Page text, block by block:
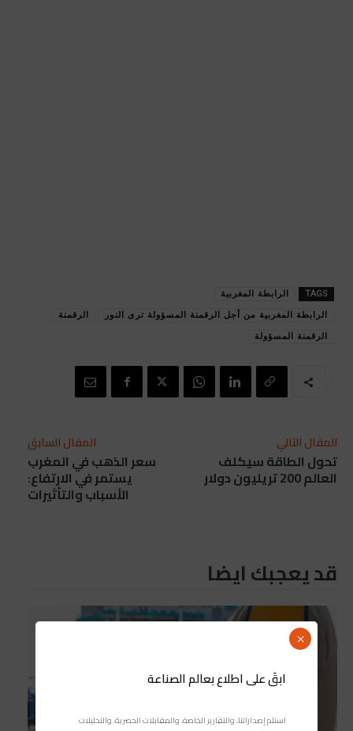
TAGS الرابطة المغربية
الرابطة المغربية من أجل الرقمنة المسؤولة ترى النور الرقمنة
الرقمنة المسؤولة
المقال السابق
سعر الذهب في المغرب
يستمر في الارتفاع:
الأسباب والتأثيرات
المقال التالي
تحول الطاقة سيكلف
العالم 200 تريليون دولار
قد يعجبك ايضا
ابقَ على اطلاع بعالم الصناعة
استلم إصداراتنا، والتقارير الخاصة، والمقابلات الحصرية، والتحليلات
×